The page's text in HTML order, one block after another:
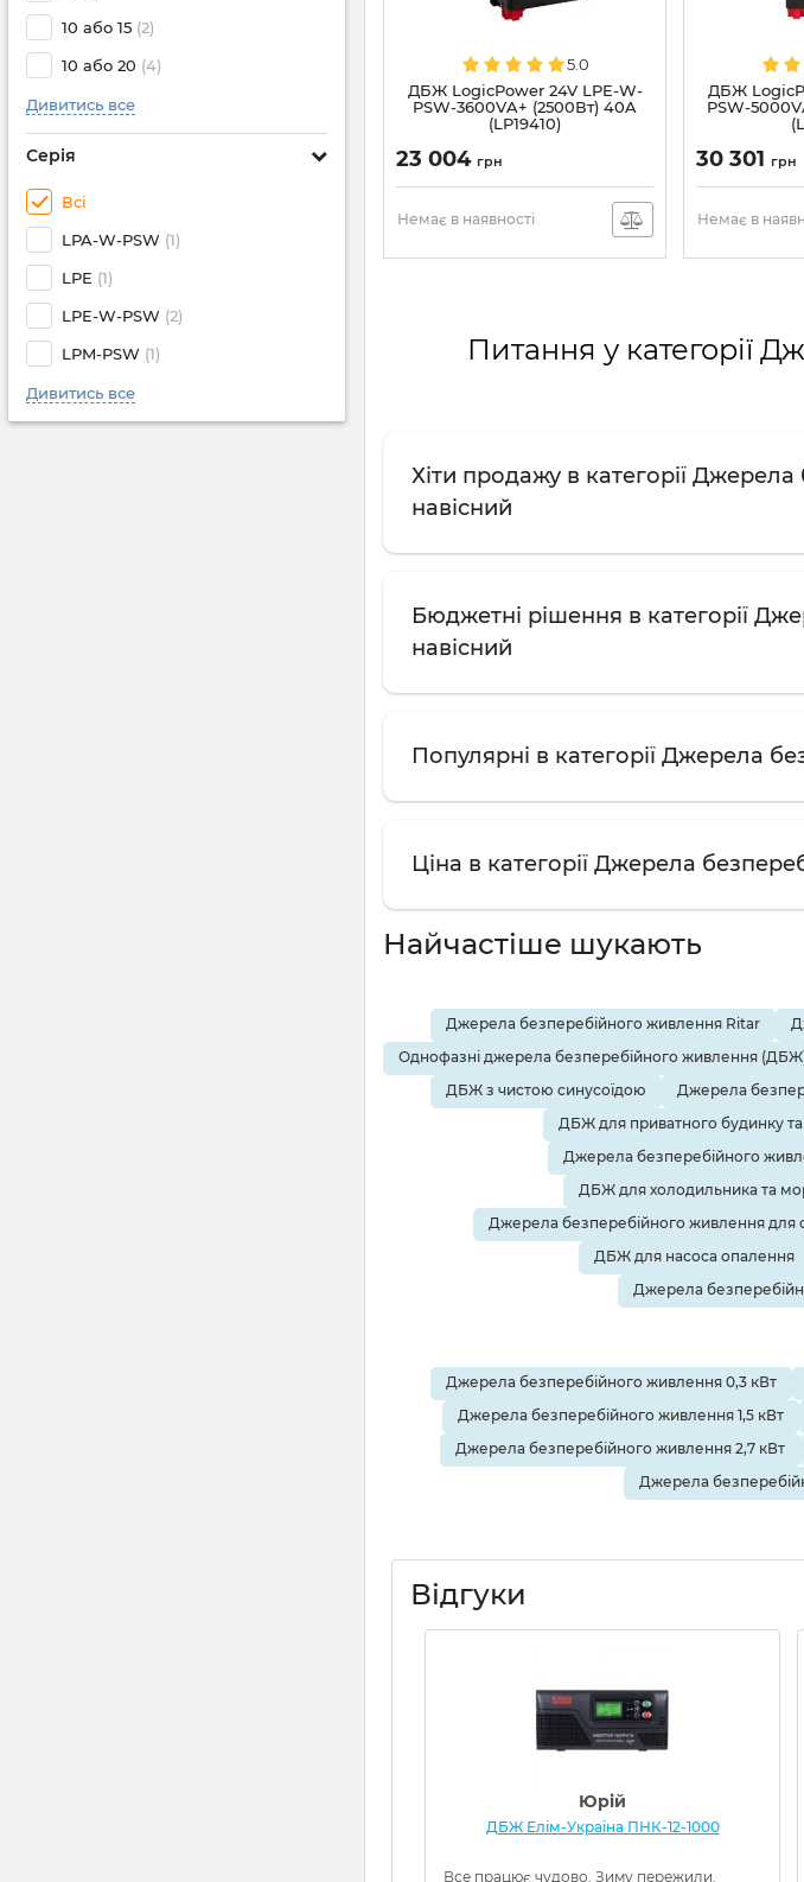
10 або 15 (2)
10 або 20 (4)
Дивитись все
Серія
Всі
LPA-W-PSW (1)
LPE (1)
LPE-W-PSW (2)
LPM-PSW (1)
Дивитись все
5.0
ДБЖ LogicPower 24V LPE-W-
PSW-3600VA+ (2500Вт) 40A
(LP19410)
23 004 грн
Немає в наявності
ДБЖ
PSW-
30 301 грн
Немає в
Питання у категорії
Хіти продажу в категорії
навісний
Бюджетні рішення в категорії
навісний
Популярні в категорії Джерела
Ціна в категорії Джерела
Найчастіше шукають
Джерела безперебійного живлення Ritar
Однофазні джерела безперебійного живлення
ДБЖ з чистою синусоїдою
Джерела
ДБЖ для приватного будинку
Джерела безперебійного
ДБЖ для холодильника та
Джерела безперебійного живлення для
ДБЖ для насоса опалення
Джерела
Джерела безперебійного живлення 0,3 кВт
Джерела безперебійного живлення 1,5 кВт
Джерела безперебійного живлення 2,7 кВт
Джерела
Відгуки
Юрій
ДБЖ Елім-Україна ПНК-12-1000
Все працює чудово. Зиму пережили.